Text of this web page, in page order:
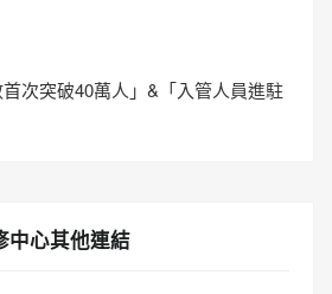
首次突破40萬人」&「入管人員進駐
中心其他連結